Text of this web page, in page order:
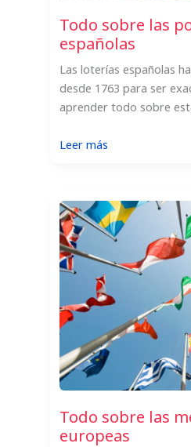
Todo sobre las
españolas
Las loterías españolas
desde 1763 para ser
aprender todo sobre
Leer más:
las
populares
loterías
españolas
Todo sobre las
europeas